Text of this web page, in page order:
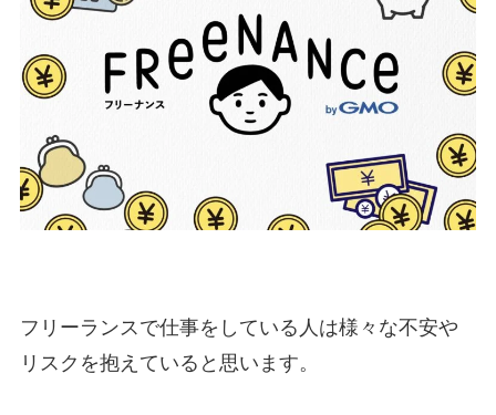
フリーランスで仕事をしている人は様々な不安や
リスクを抱えていると思います。